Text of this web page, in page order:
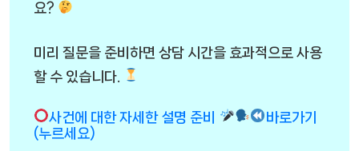
요?
미리 질문을 준비하면 상담 시간을 효과적으로 사용
할 수 있습니다.
사건에 대한 자세한 설명 준비
바로가기
(누르세요)